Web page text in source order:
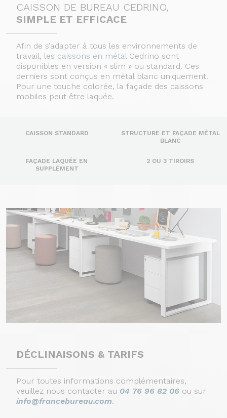
CAISSON DE BUREAU CEDRINO,
SIMPLE ET EFFICACE
Afin de s’adapter à tous les environnements de
travail, les caissons en métalCedrino sont
disponibles en version « slim » ou standard. Ces
derniers sont conçus en métal blanc uniquement.
Pour une touche colorée, la façade des caissons
mobiles peut être laquée.
CAISSON STANDARD
STRUCTURE ET FAÇADE MÉTAL
BLANC
FAÇADE LAQUÉE EN
SUPPLÉMENT
2 OU 3 TIROIRS
DÉCLINAISONS & TARIFS
Pour toutes informations complémentaires,
veuillez nous contacter au 04 76 96 82 06 ou sur
info@francebureau.com.